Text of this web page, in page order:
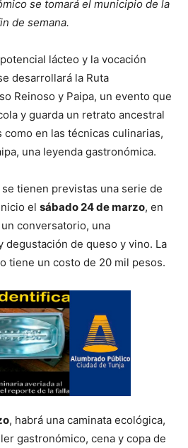
se tomará el municipio de la
de semana.
lácteo y la vocación
desarrollará la Ruta
Reinoso y Paipa, un evento que
y guarda un retrato ancestral
en las técnicas culinarias,
una leyenda gastronómica.
tienen previstas una serie de
el sábado 24 de marzo, en
conversatorio, una
degustación de queso y vino. La
tiene un costo de 20 mil pesos.
, habrá una caminata ecológica,
gastronómico, cena y copa de